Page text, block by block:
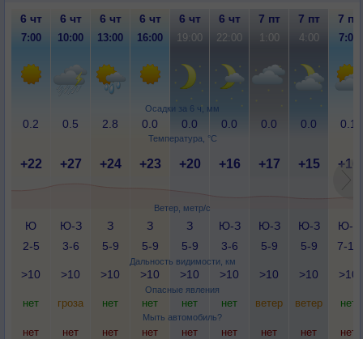
Осадки за 6 ч, мм
Температура, °C
Ветер, метр/с
Дальность видимости, км
Опасные явления
Мыть автомобиль?
6 чт 6 чт 6 чт 6 чт 6 чт 6 чт 7 пт 7 пт 7 пт
7:00 10:00 13:00 16:00 19:00 22:00 1:00 4:00 7:00
0.2 0.5 2.8 0.0 0.0 0.0 0.0 0.0 0.1
+22 +27 +24 +23 +20 +16 +17 +15 +16
Ю
2-5
Ю-З
3-6
З
5-9
З
5-9
З
5-9
Ю-З
3-6
Ю-З
5-9
Ю-З
5-9
Ю-З
7-12
>10 >10 >10 >10 >10 >10 >10 >10 >10
нет гроза нет нет нет нет ветер ветер нет
нет нет нет нет нет нет нет нет нет